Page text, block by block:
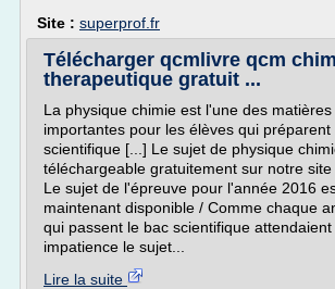
Site : superprof.fr
Télécharger qcmlivre qcm
therapeutique gratuit ...
La physique chimie est l'une des
importantes pour les élèves qui préparent
scientifique [...] Le sujet de physique
téléchargeable gratuitement sur notre site
Le sujet de l'épreuve pour l'année 2016
maintenant disponible / Comme chaque
qui passent le bac scientifique attendaient
impatience le sujet...
Lire la suite